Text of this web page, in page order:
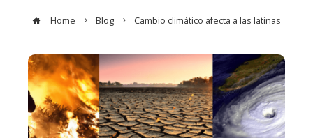
Home Blog Cambio climático afecta a las latinas